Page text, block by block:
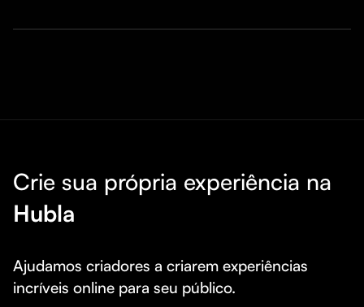
Crie sua própria experiência na
Hubla
Ajudamos criadores a criarem experiências
incríveis online para seu público.